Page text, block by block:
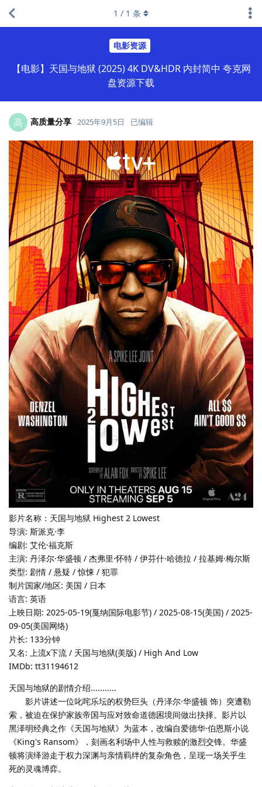
电影资源
【电影】天国与地狱 (2025) 4K DV&HDR 内封简中 夸克网
盘资源下载
1 / 1 条
高 高质量分享 2025年9月5日 已编辑
影片名称：天国与地狱 Highest 2 Lowest
导演: 斯派克·李
编剧: 艾伦·福克斯
主演: 丹泽尔·华盛顿 / 杰弗里·怀特 / 伊芬什·哈德拉 / 拉基姆·梅尔斯
类型: 剧情 / 悬疑 / 惊悚 / 犯罪
制片国家/地区: 美国 / 日本
语言: 英语
上映日期: 2025-05-19(戛纳国际电影节) / 2025-08-15(美国) / 2025-
09-05(美国网络)
片长: 133分钟
又名: 上流x下流 / 天国与地狱(美版) / High And Low
IMDb: tt31194612
天国与地狱的剧情介绍...........
影片讲述一位叱咤乐坛的权势巨头（丹泽尔·华盛顿 饰）突遭勒
索，被迫在保护家族帝国与应对致命道德困境间做出抉择。影片以
黑泽明经典之作《天国与地狱》为蓝本，改编自爱德华·伯恩斯小说
《King's Ransom》，刻画名利场中人性与救赎的激烈交锋。华盛
顿将演绎游走于权力深渊与亲情羁绊的复杂角色，呈现一场关乎生
死的灵魂博弈。